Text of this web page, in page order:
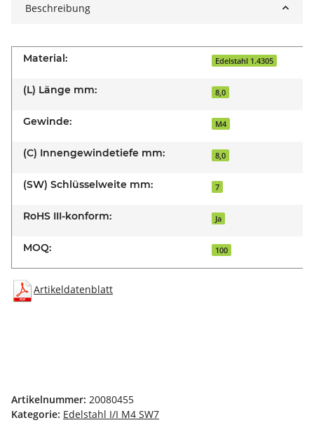
Beschreibung
Material: Edelstahl 1.4305
(L) Länge mm: 8,0
Gewinde: M4
(C) Innengewindetiefe mm: 8,0
(SW) Schlüsselweite mm: 7
RoHS III-konform: Ja
MOQ: 100
Artikeldatenblatt
Artikelnummer: 20080455
Kategorie: Edelstahl I/I M4 SW7